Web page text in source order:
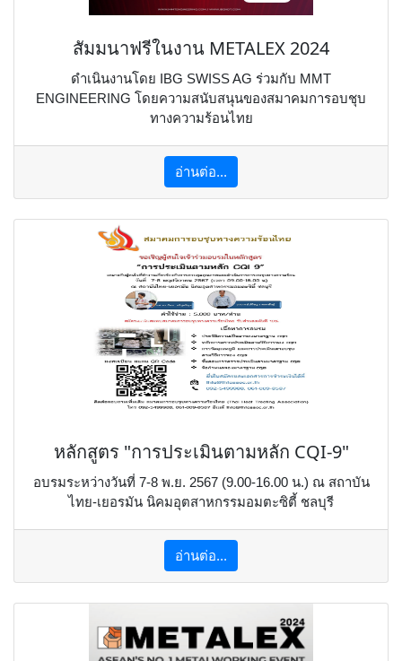
สัมมนาฟรีในงาน METALEX 2024
ดำเนินงานโดย IBG SWISS AG ร่วมกับ MMT
ENGINEERING โดยความสนับสนุนของสมาคมการอบชุบ
ทางความร้อนไทย
อ่านต่อ...
หลักสูตร "การประเมินตามหลัก CQI-9"
อบรมระหว่างวันที่ 7-8 พ.ย. 2567 (9.00-16.00 น.) ณ สถาบัน
ไทย-เยอรมัน นิคมอุตสาหกรรมอมตะซิตี้ ชลบุรี
อ่านต่อ...